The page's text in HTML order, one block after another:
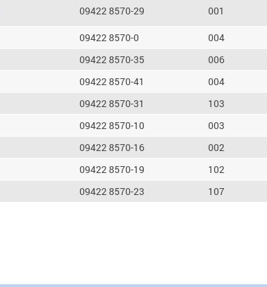
09422 8570-29 001
09422 8570-0 004
09422 8570-35 006
09422 8570-41 004
09422 8570-31 103
09422 8570-10 003
09422 8570-16 002
09422 8570-19 102
09422 8570-23 107